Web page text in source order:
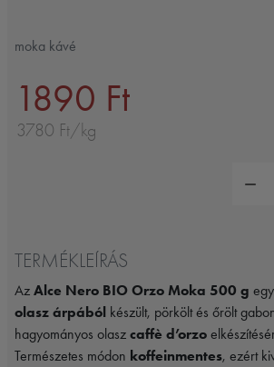
moka kávé
1890 Ft
3780 Ft/kg
TERMÉKLEÍRÁS
Az Alce Nero BIO Orzo Moka 500 g egy
olasz árpából készült, pörkölt és őrölt
hagyományos olasz caffè d’orzo
Természetes módon koffeinmentes, ezért